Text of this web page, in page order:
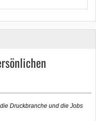
Druckbranche und die Jobs